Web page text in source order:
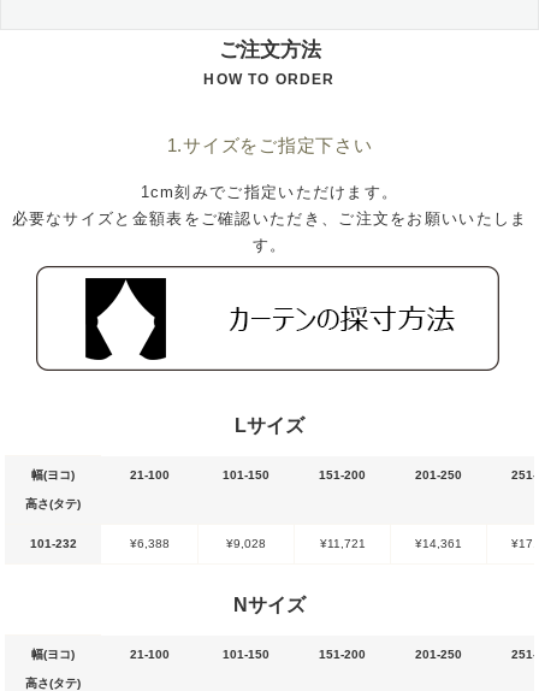
ご注文方法
HOW TO ORDER
1.サイズをご指定下さい
1cm刻みでご指定いただけます。
必要なサイズと金額表をご確認いただき、ご注文をお願いいたしま
す。
Lサイズ
幅(ヨコ)
高さ(タテ)
21-100 101-150 151-200 201-250 251-
101-232 ¥6,388 ¥9,028 ¥11,721 ¥14,361
Nサイズ
幅(ヨコ)
高さ(タテ)
21-100 101-150 151-200 201-250 251-